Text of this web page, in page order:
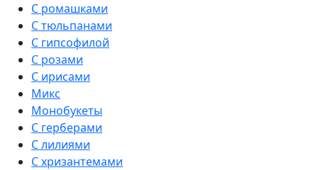
С ромашками
С тюльпанами
С гипсофилой
С розами
С ирисами
Микс
Монобукеты
С герберами
С лилиями
С хризантемами